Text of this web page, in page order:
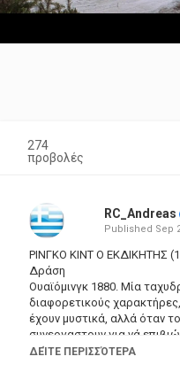
274
προβολές
RC_Andreas
Published Sep
ΡΙΝΓΚΟ ΚΙΝΤ Ο ΕΚΔΙΚΗΤΗΣ
Δράση
Ουαϊόμινγκ 1880. Μία
διαφορετικούς
έχουν μυστικά, αλλά όταν
συνεργαστουν για νά
Σκηνοθεσία : Γκόρντον
ΔΕΊΤΕ ΠΕΡΙΣΣΌΤΕΡΑ